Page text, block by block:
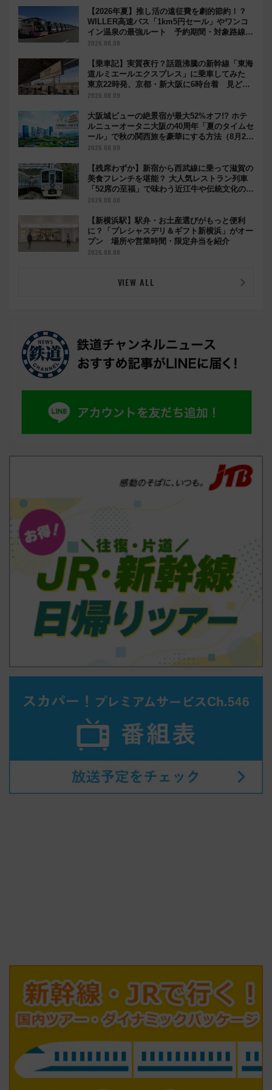
【2026年夏】推し活の遠征費を劇的節約！？
WILLER高速バス「1km5円セール」やワンコ
イン温泉の最強ルート 予約期間・対象路線ま
とめ
2026.08.09
【乗車記】実質夜行？話題沸騰の新幹線「東海
道ルミエールエクスプレス」に乗車してみた
東京22時発、京都・新大阪に6時台着 見どこ
ろは岐阜羽島の素晴らし過ぎる朝
2026.08.09
大阪城ビューの絶景宿が最大52%オフ!? ホテ
ルニューオータニ大阪の40周年「夏のタイムセ
ール」で秋の関西旅を豪華にする方法（8月20
日まで！）
2026.08.09
【残席わずか】新宿から西武線に乗って滋賀の
美食フレンチを堪能？ 大人気レストラン列車
「52席の至福」で味わう近江牛や伝統文化の特
別コラボ
2026.08.08
【新横浜駅】駅弁・お土産選びがもっと便利
に？「プレシャスデリ＆ギフト新横浜」がオー
プン 場所や営業時間・限定弁当を紹介
2026.08.08
VIEW ALL